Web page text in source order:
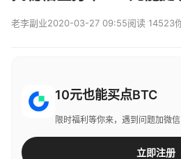
老李副业2020-03-27 09:55阅读 14523
10元也能买点BTC
限时福利等你来，遇到问题加微
立即注册